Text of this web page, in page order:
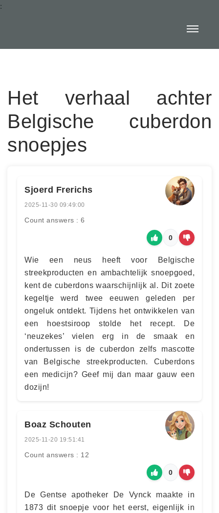
:
Het verhaal achter
Belgische cuberdon
snoepjes
Sjoerd Frerichs
2025-11-30 09:49:00
Count answers : 6
0
Wie een neus heeft voor Belgische
streekproducten en ambachtelijk snoepgoed,
kent de cuberdons waarschijnlijk al. Dit zoete
kegeltje werd twee eeuwen geleden per
ongeluk ontdekt. Tijdens het ontwikkelen van
een hoestsiroop stolde het recept. De
‘neuzekes’ vielen erg in de smaak en
ondertussen is de cuberdon zelfs mascotte
van Belgische streekproducten. Cuberdons
een medicijn? Geef mij dan maar gauw een
dozijn!
Boaz Schouten
2025-11-20 19:51:41
Count answers : 12
0
De Gentse apotheker De Vynck maakte in
1873 dit snoepje voor het eerst, eigenlijk in